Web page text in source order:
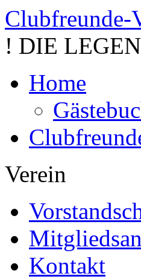
Clubfreunde-
! DIE
Home
Verein
Kontakt